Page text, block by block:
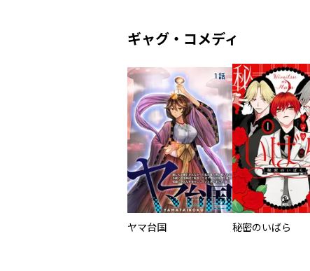
ギャグ・コメディ
ヤマ台国 秘密のいばら